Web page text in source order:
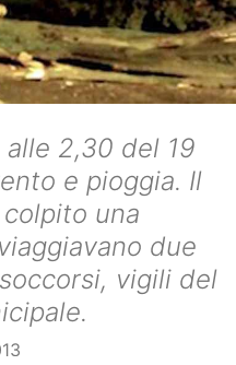
2,30 del 19
e pioggia. Il
una
due
vigili del